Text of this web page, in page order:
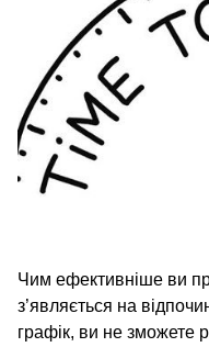
Чим ефективніше ви
з’являється на
графік, ви не зможете